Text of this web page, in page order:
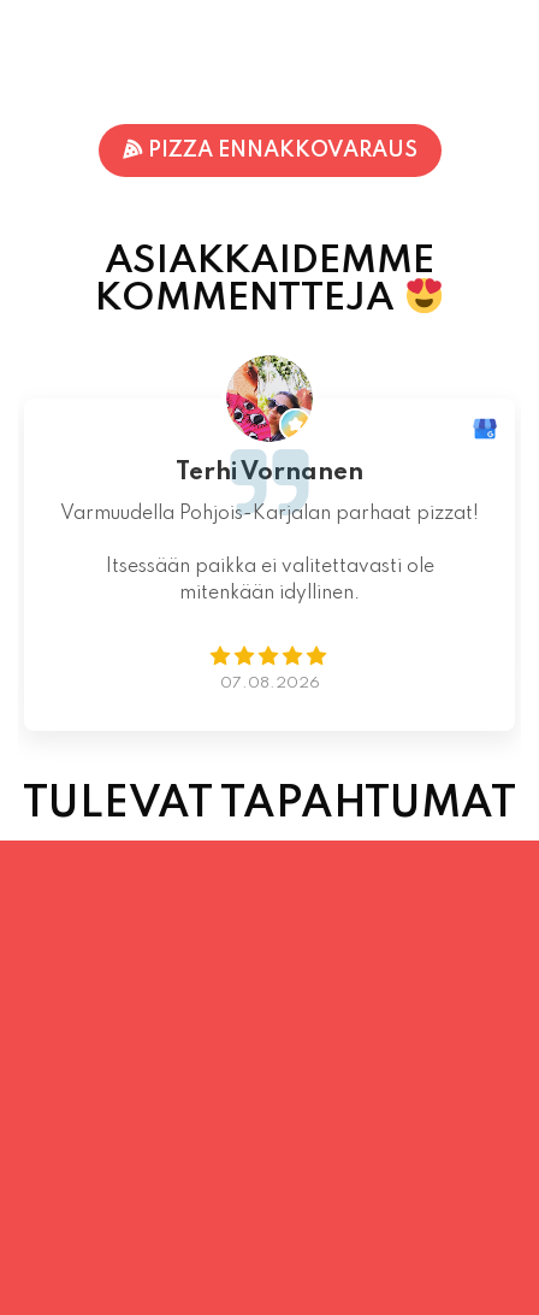
ASIAKKAIDEMME
Jaakko Kontturi
Maukas ruoka laadukkaista raaka-
aineista.Jälkiruoka kruunasi maukkaan pizzan.